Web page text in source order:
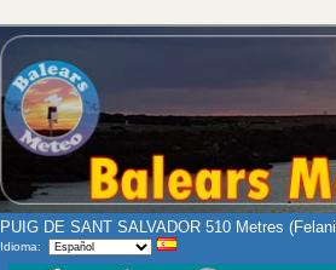
PUIG DE SANT SALVADOR 510 Metres
Idioma: